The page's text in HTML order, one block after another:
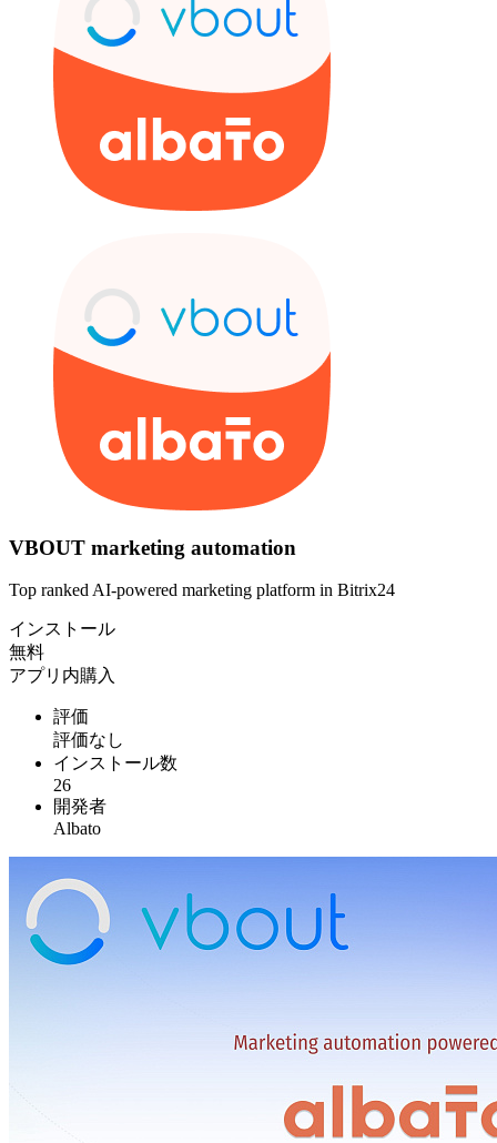
VBOUT marketing automation
Top ranked AI-powered marketing platform in Bitrix24
インストール
無料
アプリ内購入
評価
評価なし
インストール数
26
開発者
Albato